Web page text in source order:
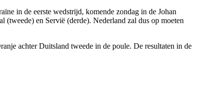
in de eerste wedstrijd, komende zondag in de Johan
en Servië (derde). Nederland zal dus op moeten
achter Duitsland tweede in de poule. De resultaten in de